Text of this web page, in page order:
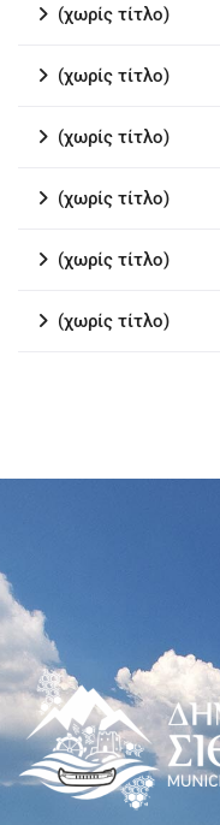
(χωρίς τίτλο)
(χωρίς τίτλο)
(χωρίς τίτλο)
(χωρίς τίτλο)
(χωρίς τίτλο)
(χωρίς τίτλο)